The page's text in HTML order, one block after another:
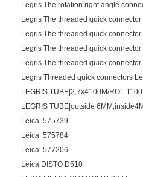
Legris The rotation right angle
Legris The threaded quick
Legris The threaded quick
Legris The threaded quick
Legris The threaded quick
Legris Threaded quick connectors
LEGRIS TUBE|2,7x4100M/ROL
LEGRIS TUBE|outside
Leica 575739
Leica 575784
Leica 577206
Leica DISTO D510